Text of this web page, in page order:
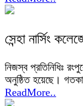
সেন্হা নার্সিং
নিজস্ব প্রতিনিধিঃ
অনুষ্ঠিত হয়েছে।
ReadMore..